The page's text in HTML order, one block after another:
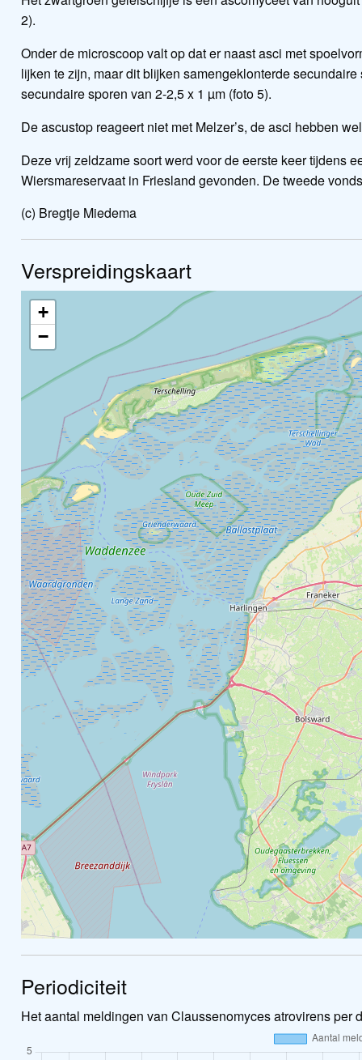
2).
Onder de microscoop valt op dat er naast asci met
lijken te zijn, maar dit blijken samengeklonterde
secundaire sporen van 2-2,5 x 1 µm (foto 5).
De ascustop reageert niet met Melzer’s, de asci hebben
Deze vrij zeldzame soort werd voor de eerste keer tijdens
Wiersmareservaat in Friesland gevonden. De tweede
(c) Bregtje Miedema
Verspreidingskaart
+
−
Periodiciteit
Het aantal meldingen van Claussenomyces atrovirens per